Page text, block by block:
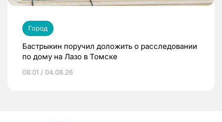
Город
Бастрыкин поручил доложить о расследовании
по дому на Лазо в Томске
08:01 / 04.08.26